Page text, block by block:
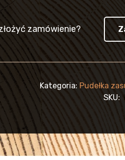
zamówienie?
Kategoria: Pudełka
SKU: